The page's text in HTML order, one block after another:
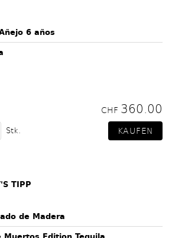
6 años
CHF 360.00
Stk.
TIPP
de Madera